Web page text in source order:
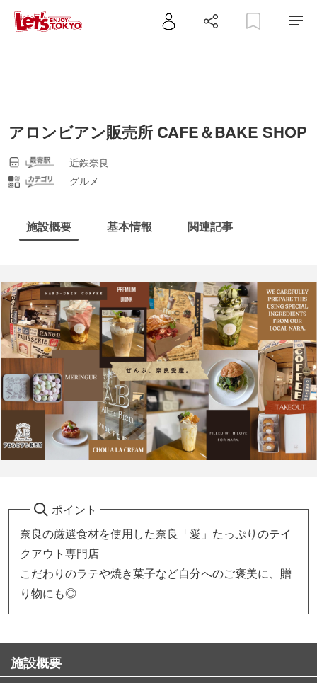
アロンビアン販売所 CAFE＆BAKE SHOP
近鉄奈良
グルメ
施設概要 基本情報 関連記事
ポイント
奈良の厳選食材を使用した奈良「愛」たっぷりのテイ
クアウト専門店
こだわりのラテや焼き菓子など自分へのご褒美に、贈
り物にも◎
施設概要